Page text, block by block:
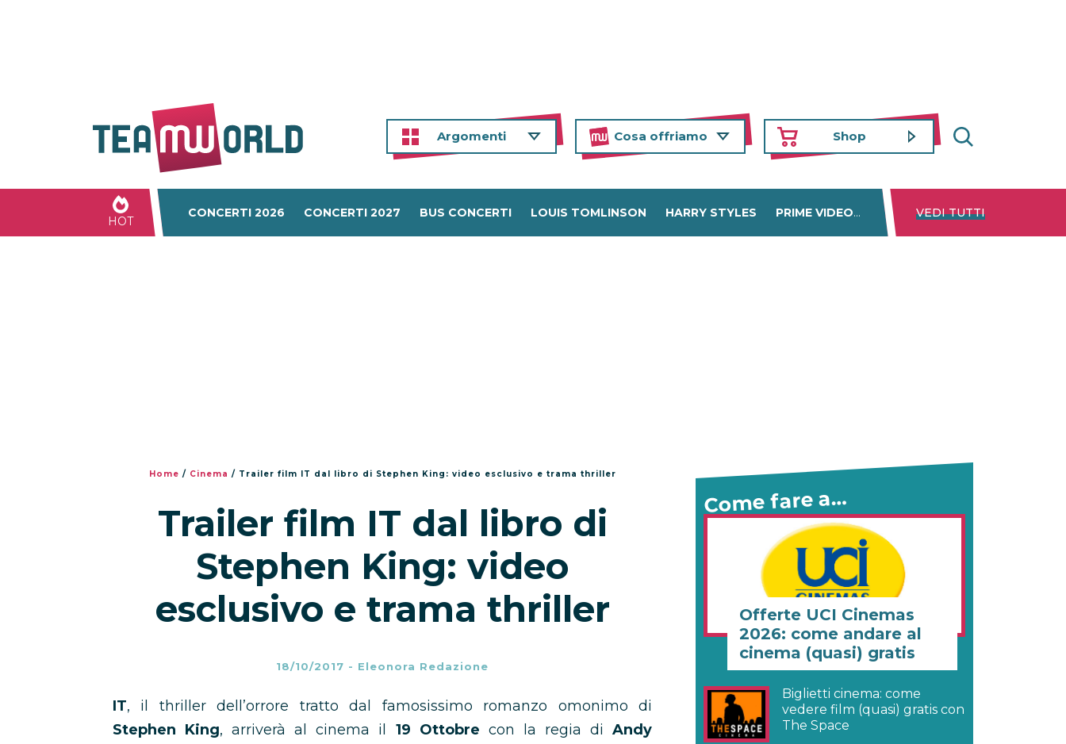
Argomenti Cosa offriamo Shop
HOT
CONCERTI 2026 CONCERTI 2027 BUS CONCERTI LOUIS TOMLINSON HARRY STYLES PRIME VIDEO DISNEY+ NETFLIX
VEDI TUTTI
Home / Cinema / Trailer film IT dal libro di Stephen King: video esclusivo e trama thriller
Trailer film IT dal libro di
Stephen King: video
esclusivo e trama thriller
18/10/2017 - Eleonora Redazione
IT, il thriller dell’orrore tratto dal famosissimo romanzo omonimo di
Stephen King, arriverà al cinema il 19 Ottobre con la regia diAndy
Come fare a…
Offerte UCI Cinemas
2026: come andare al
cinema (quasi) gratis
Biglietti cinema: come
vedere film (quasi) gratis con
The Space